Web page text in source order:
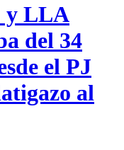
y LLA
del 34
el PJ
al